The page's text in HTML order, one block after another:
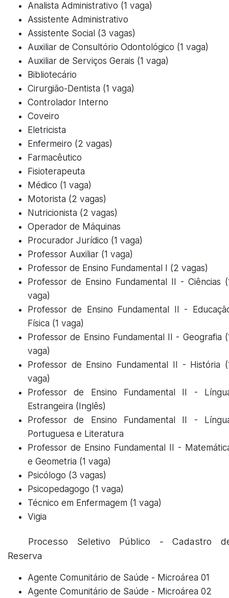
Analista Administrativo (1 vaga)
Assistente Administrativo
Assistente Social (3 vagas)
Auxiliar de Consultório Odontológico (1 vaga)
Auxiliar de Serviços Gerais (1 vaga)
Bibliotecário
Cirurgião-Dentista (1 vaga)
Controlador Interno
Coveiro
Eletricista
Enfermeiro (2 vagas)
Farmacêutico
Fisioterapeuta
Médico (1 vaga)
Motorista (2 vagas)
Nutricionista (2 vagas)
Operador de Máquinas
Procurador Jurídico (1 vaga)
Professor Auxiliar (1 vaga)
Professor de Ensino Fundamental I (2 vagas)
Professor de Ensino Fundamental II - Ciências
vaga)
Professor de Ensino Fundamental II -
Física (1 vaga)
Professor de Ensino Fundamental II - Geografia
vaga)
Professor de Ensino Fundamental II - História
vaga)
Professor de Ensino Fundamental II -
Estrangeira (Inglês)
Professor de Ensino Fundamental II -
Portuguesa e Literatura
Professor de Ensino Fundamental II -
e Geometria (1 vaga)
Psicólogo (3 vagas)
Psicopedagogo (1 vaga)
Técnico em Enfermagem (1 vaga)
Vigia
Processo Seletivo Público - Cadastro
Reserva
Agente Comunitário de Saúde - Microárea 01
Agente Comunitário de Saúde - Microárea 02